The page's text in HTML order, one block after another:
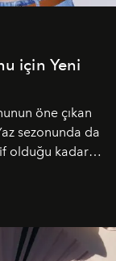
için Yeni
öne çıkan
sezonunda da
olduğu kadar